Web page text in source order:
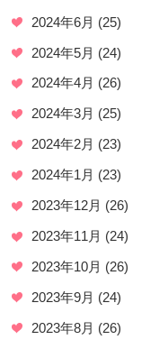
2024年6月 (25)
2024年5月 (24)
2024年4月 (26)
2024年3月 (25)
2024年2月 (23)
2024年1月 (23)
2023年12月 (26)
2023年11月 (24)
2023年10月 (26)
2023年9月 (24)
2023年8月 (26)